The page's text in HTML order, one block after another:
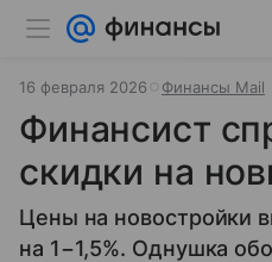
16 февраля 2026 Финансы Mail
Финансист
скидки на
Цены на новостройки
на 1−1,5%. Однушка